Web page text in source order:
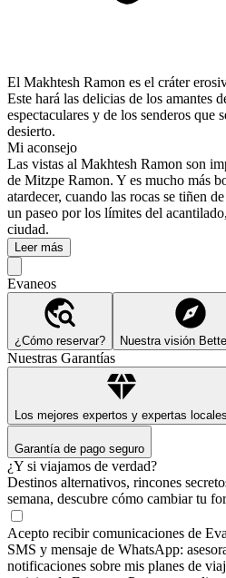
El Makhtesh Ramon es el cráter
Este hará las delicias de los amantes
espectaculares y de los senderos que
desierto.
Mi aconsejo
Las vistas al Makhtesh Ramon son
de Mitzpe Ramon. Y es mucho más
atardecer, cuando las rocas se tiñen
un paseo por los límites del
ciudad.
Leer más
Evaneos
¿Cómo reservar? Nuestra visión
Nuestras Garantías
Los mejores expertos y expertas locales
Garantía de pago seguro
¿Y si viajamos de verdad?
Destinos alternativos, rincones
semana, descubre cómo cambiar tu
Acepto recibir comunicaciones de
SMS y mensaje de WhatsApp:
notificaciones sobre mis planes de